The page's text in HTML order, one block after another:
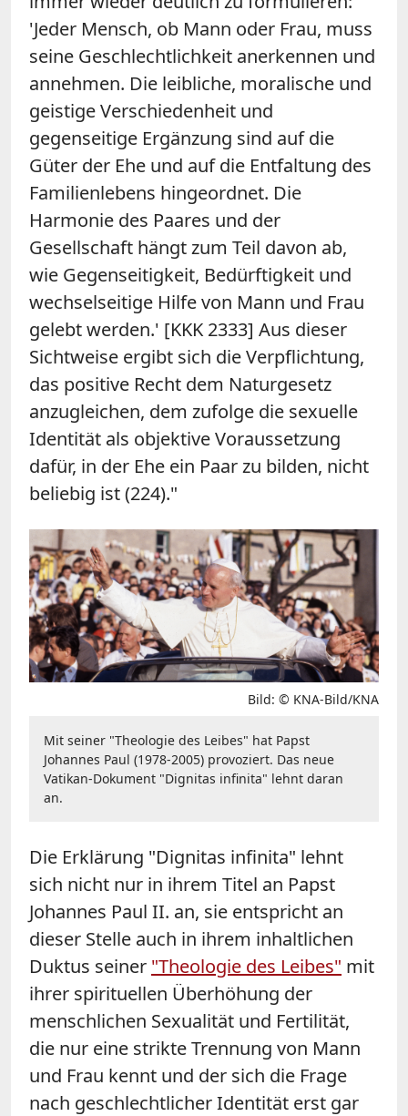
'Jeder Mensch, ob Mann oder Frau, muss
seine Geschlechtlichkeit anerkennen und
annehmen. Die leibliche, moralische und
geistige Verschiedenheit und
gegenseitige Ergänzung sind auf die
Güter der Ehe und auf die Entfaltung des
Familienlebens hingeordnet. Die
Harmonie des Paares und der
Gesellschaft hängt zum Teil davon ab,
wie Gegenseitigkeit, Bedürftigkeit und
wechselseitige Hilfe von Mann und Frau
gelebt werden.' [KKK 2333] Aus dieser
Sichtweise ergibt sich die Verpflichtung,
das positive Recht dem Naturgesetz
anzugleichen, dem zufolge die sexuelle
Identität als objektive Voraussetzung
dafür, in der Ehe ein Paar zu bilden, nicht
beliebig ist (224)."
Bild: © KNA-Bild/KNA
Mit seiner "Theologie des Leibes" hat Papst
Johannes Paul (1978-2005) provoziert. Das neue
Vatikan-Dokument "Dignitas infinita" lehnt daran
an.
Die Erklärung "Dignitas infinita" lehnt
sich nicht nur in ihrem Titel an Papst
Johannes Paul II. an, sie entspricht an
dieser Stelle auch in ihrem inhaltlichen
Duktus seiner "Theologie des Leibes" mit
ihrer spirituellen Überhöhung der
menschlichen Sexualität und Fertilität,
die nur eine strikte Trennung von Mann
und Frau kennt und der sich die Frage
nach geschlechtlicher Identität erst gar